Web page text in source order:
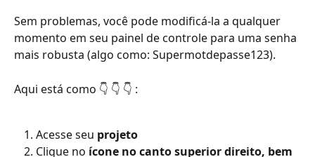
Sem problemas, você pode modificá-la a qualquer
momento em seu painel de controle para uma senha
mais robusta (algo como: Supermotdepasse123).
Aqui está como 👇 👇 👇 :
Acesse seu projeto
Clique no ícone no canto superior direito, bem